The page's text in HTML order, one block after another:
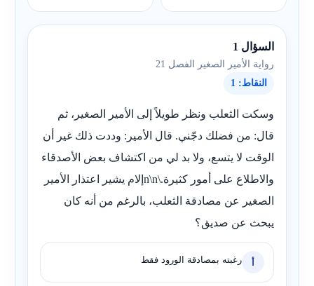
السؤال 1
رواية الأمير الصغير الفصل 21
النقاط: 1
وسكت الثعلب ونظر طويلاً إلى الأمير الصغير، ثم
قال: من فضلك دجّني. قال الأمير: وددت ذلك غير أن
الوقت لا يتسع، ولا بد لي من اكتشاف بعض الأصدقاء
والاطلاع على أمور كثيرة.\n\nإلام يشير اعتذار الأمير
الصغير عن مصادقة الثعلب، بالرغم من أنه كان
يبحث عن صديق؟
أ رغبته بمصادقة الورود فقط